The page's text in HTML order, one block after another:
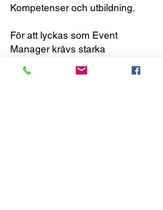
Kompetenser och utbildning.
För att lyckas som Event
Manager krävs starka
organisationsförmågor, förmåga